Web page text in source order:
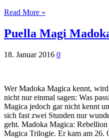
Read More »
Puella Magi
18. Januar 2016 0
Wer Madoka Magica kennt,
nicht nur einmal sagen: Was
Magica jedoch gar nicht kennt
sich fast zwei Stunden nur
geht. Madoka Magica:
Magica Trilogie. Er kam am